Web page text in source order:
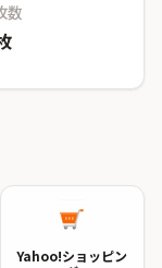
数
Yahoo!ショッピン